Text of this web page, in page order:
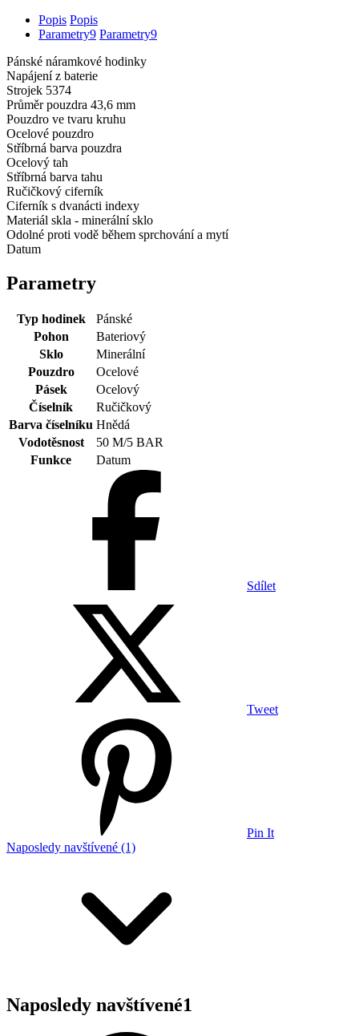
Popis Popis
Parametry9 Parametry9
Pánské náramkové hodinky
Napájení z baterie
Strojek 5374
Průměr pouzdra 43,6 mm
Pouzdro ve tvaru kruhu
Ocelové pouzdro
Stříbrná barva pouzdra
Ocelový tah
Stříbrná barva tahu
Ručičkový ciferník
Ciferník s dvanácti indexy
Materiál skla - minerální sklo
Odolné proti vodě během sprchování a mytí
Datum
Parametry
Typ hodinek
Pánské
Pohon
Bateriový
Sklo
Minerální
Pouzdro
Ocelové
Pásek
Ocelový
Číselník
Ručičkový
Barva číselníku Hnědá
Vodotěsnost
50 M/5 BAR
Funkce
Datum
Sdílet
Tweet
Pin It
Naposledy navštívené (1)
Naposledy navštívené1